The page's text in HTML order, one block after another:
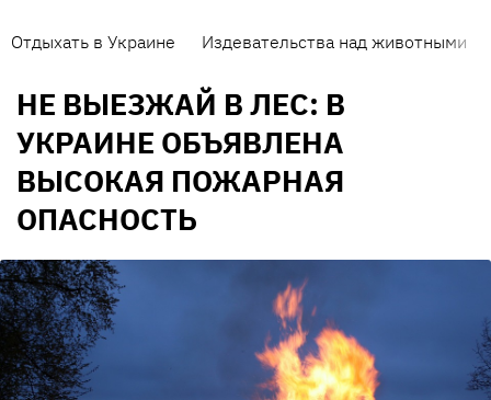
Отдыхать в Украине Издевательства над животными
НЕ ВЫЕЗЖАЙ В ЛЕС: В
УКРАИНЕ ОБЪЯВЛЕНА
ВЫСОКАЯ ПОЖАРНАЯ
ОПАСНОСТЬ